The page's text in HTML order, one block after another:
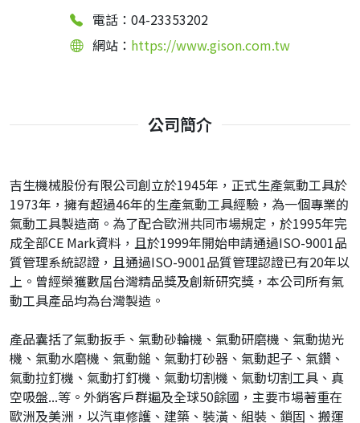
電話：04-23353202
網站： https://www.gison.com.tw
公司簡介
吉生機械股份有限公司創立於1945年，正式生產氣動工具於
1973年，擁有超過46年的生產氣動工具經驗，為一個專業的
氣動工具製造商。為了配合歐洲共同市場規定，於1995年完
成全部CE Mark資料，且於1999年開始申請通過ISO-9001品
質管理系統認證，且通過ISO-9001品質管理認證已有20年以
上。曾經榮獲數屆台灣精品獎及創新研究獎，本公司所有氣
動工具產品均為台灣製造。
產品囊括了氣動扳手、氣動砂輪機、氣動研磨機、氣動拋光
機、氣動水磨機、氣動鎚、氣動打砂器、氣動起子、氣鑽、
氣動拉釘機、氣動打釘機、氣動切割機、氣動切割工具、真
空吸盤...等。外銷客戶群遍及全球50餘國，主要市場著重在
歐洲及美洲，以汽車修護、建築、裝潢、組裝、鎖固、搬運